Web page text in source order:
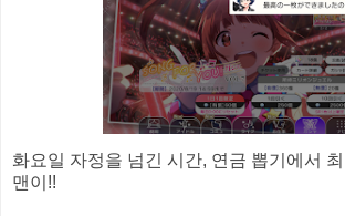
화요일 자정을 넘긴 시간, 연금 뽑기에서
맨이!!